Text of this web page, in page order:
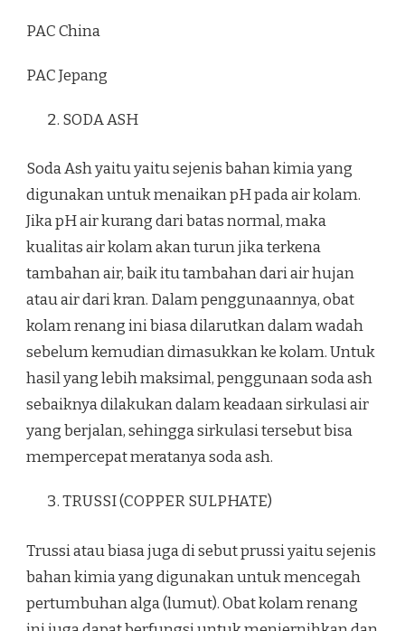
PAC China
PAC Jepang
SODA ASH
Soda Ash yaitu yaitu sejenis bahan kimia yang
digunakan untuk menaikan pH pada air kolam.
Jika pH air kurang dari batas normal, maka
kualitas air kolam akan turun jika terkena
tambahan air, baik itu tambahan dari air hujan
atau air dari kran. Dalam penggunaannya, obat
kolam renang ini biasa dilarutkan dalam wadah
sebelum kemudian dimasukkan ke kolam. Untuk
hasil yang lebih maksimal, penggunaan soda ash
sebaiknya dilakukan dalam keadaan sirkulasi air
yang berjalan, sehingga sirkulasi tersebut bisa
mempercepat meratanya soda ash.
TRUSSI (COPPER SULPHATE)
Trussi atau biasa juga di sebut prussi yaitu sejenis
bahan kimia yang digunakan untuk mencegah
pertumbuhan alga (lumut). Obat kolam renang